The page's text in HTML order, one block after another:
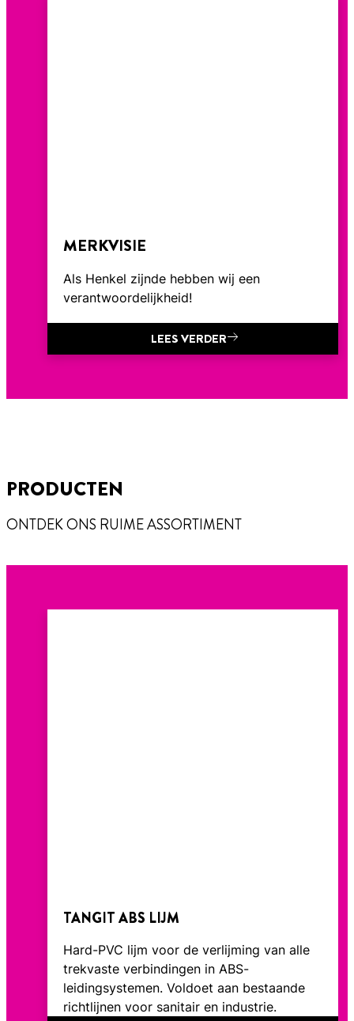
MERKVISIE
Als Henkel zijnde hebben wij een
verantwoordelijkheid!
LEES VERDER
PRODUCTEN
ONTDEK ONS RUIME ASSORTIMENT
TANGIT ABS LIJM
Hard-PVC lijm voor de verlijming van alle
trekvaste verbindingen in ABS-
leidingsystemen. Voldoet aan bestaande
richtlijnen voor sanitair en industrie.